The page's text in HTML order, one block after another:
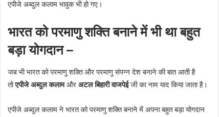
एपीजे अब्दुल कलाम भावुक भी हो गए।
भारत को परमाणु शक्ति बनाने में भी था बहुत
बड़ा योगदान –
जब भी भारत को परमाणु शक्ति और परमाणु संपन्न देश बनाने की बात आती है
तोएपीजे अब्दुल कलामऔर अटल बिहारी वाजपेईजी का नाम याद किया जाता है।
एपीजे अब्दुल कलाम ने भारत को परमाणु शक्ति बनाने में अपना बहुत बड़ा योगदान